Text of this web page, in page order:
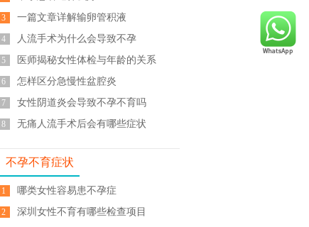
3 一篇文章详解输卵管积液
4 人流手术为什么会导致不孕
5 医师揭秘女性体检与年龄的关系
6 怎样区分急慢性盆腔炎
7 女性阴道炎会导致不孕不育吗
8 无痛人流手术后会有哪些症状
不孕不育症状
1 哪类女性容易患不孕症
2 深圳女性不育有哪些检查项目